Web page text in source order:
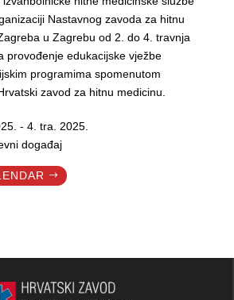
Nastavnog zavoda za hitnu
u Zagrebu od 2. do 4. travnja
provođenje edukacijske vježbe
programima spomenutom
zavod za hitnu medicinu.
- 4. tra. 2025.
događaj